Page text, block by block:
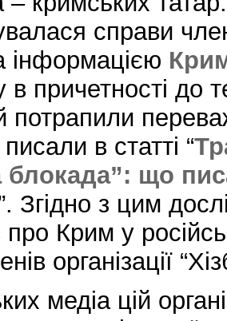
справи
інформацією
в причетності до
потрапили
в статті “
блокада”: що
Згідно з цим
про Крим у
організації
медіа цій